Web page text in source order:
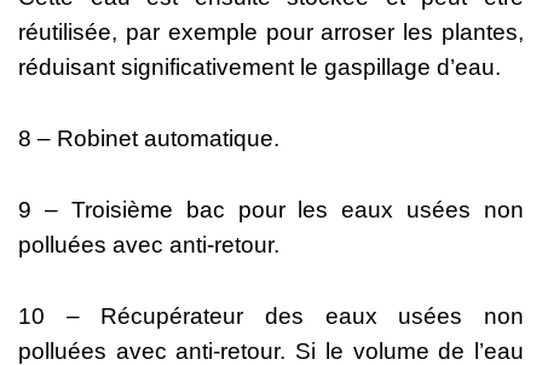
réutilisée, par exemple pour arroser les plantes,
réduisant significativement le gaspillage d’eau.
8 – Robinet automatique.
9 – Troisième bac pour les eaux usées non
polluées avec anti-retour.
10 – Récupérateur des eaux usées non
polluées avec anti-retour. Si le volume de l’eau